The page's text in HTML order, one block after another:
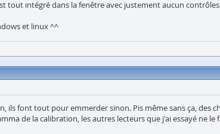
tout intégré dans la fenêtre avec justement aucun
et linux ^^
ils font tout pour emmerder sinon. Pis même sans ça, des
de la calibration, les autres lecteurs que j'ai essayé ne le